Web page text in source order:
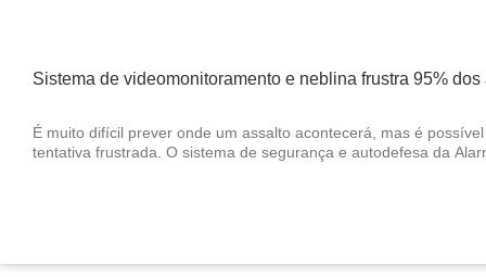
Sistema de videomonitoramento e neblina frustra 95%
É muito difícil prever onde um assalto acontecerá, mas é
tentativa frustrada. O sistema de segurança e autodefesa da